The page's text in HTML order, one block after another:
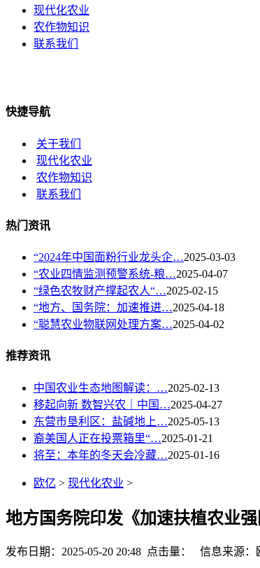
现代化农业
农作物知识
联系我们
快捷导航
关于我们
现代化农业
农作物知识
联系我们
热门资讯
“2024年中国面粉行业龙头企…2025-03-03
“农业四情监测预警系统-粮…2025-04-07
“绿色农牧财产撑起农人“…2025-02-15
“地方、国务院：加速推进…2025-04-18
“聪慧农业物联网处理方案…2025-04-02
推荐资讯
中国农业生态地图解读：…2025-02-13
移起向新 数智兴农｜中国…2025-04-27
东营市垦利区：盐碱地上…2025-05-13
裔美国人正在投票箱里“…2025-01-21
将至：本年的冬天会冷藏…2025-01-16
欧亿 > 现代化农业 >
地方国务院印发《加速扶植农业
发布日期：2025-05-20 20:48 点击量： 信息来源：